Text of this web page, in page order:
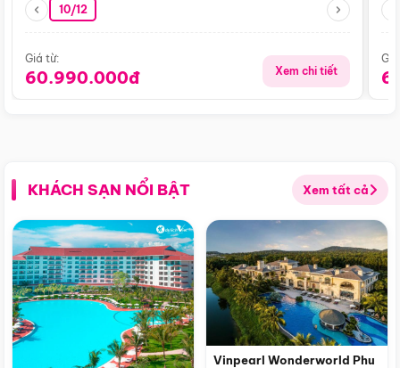
10/12
Giá từ:
60.990.000đ Xem chi tiết
KHÁCH SẠN NỔI BẬT Xem tất cả
Vinpearl Wonderworld Phu